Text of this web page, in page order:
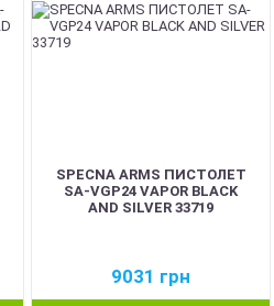
SPECNA ARMS ПИСТОЛЕТ
SA-VGP24 VAPOR BLACK
AND SILVER 33719
9031 грн